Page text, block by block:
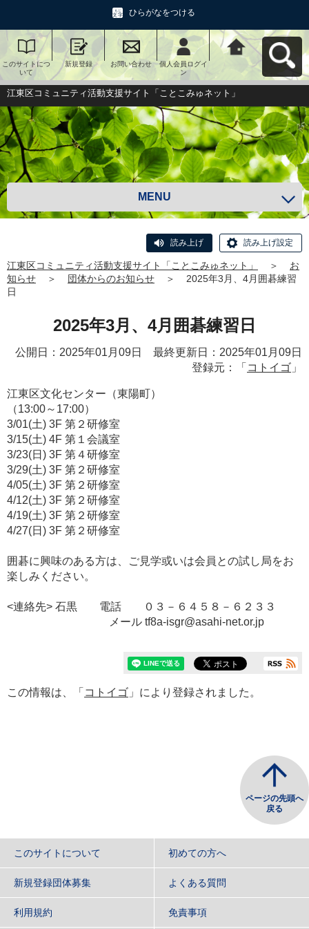
ひらがなをつける
このサイトにつ
いて
新規登録 お問い合わせ
個人会員ログイ
ン
江東区コミュニ
ティ活動支援サ
イト「ことこみ
ゅネット」へ戻
る
江東区コミュニティ活動支援サイト「ことこみゅネット」
MENU
読み上げ 読み上げ設定
江東区コミュニティ活動支援サイト「ことこみゅネット」 ＞
お
知らせ
＞ 団体からのお知らせ ＞
2025年3月、4月囲碁練習
日
2025年3月、4月囲碁練習日
公開日：2025年01月09日 最終更新日：2025年01月09日
登録元：「 コトイゴ 」
江東区文化センター（東陽町）
（13:00～17:00）
3/01(土) 3F 第２研修室
3/15(土) 4F 第１会議室
3/23(日) 3F 第４研修室
3/29(土) 3F 第２研修室
4/05(土) 3F 第２研修室
4/12(土) 3F 第２研修室
4/19(土) 3F 第２研修室
4/27(日) 3F 第２研修室
囲碁に興味のある方は、ご見学或いは会員との試し局をお
楽しみください。
<連絡先> 石黒 電話 ０３－６４５８－６２３３
メール tf8a-isgr@asahi-net.or.jp
この情報は、「 コトイゴ 」により登録されました。
ページの先頭へ
戻る
このサイトについて 初めての方へ
新規登録団体募集 よくある質問
利用規約 免責事項